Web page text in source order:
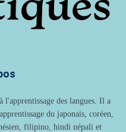
l'apprentissage des langues. Il a
du japonais, coréen,
filipino, hindi népali et